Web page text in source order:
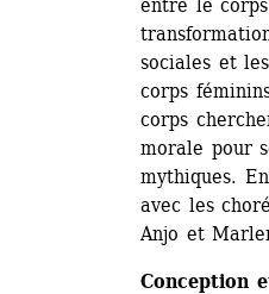
entre le
sociales et
corps
corps
morale pour
mythiques.
avec les
Anjo et
Conception